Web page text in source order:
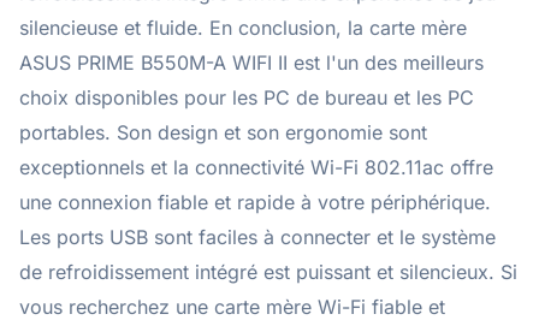
silencieuse et fluide. En conclusion, la carte mère
ASUS PRIME B550M-A WIFI II est l'un des meilleurs
choix disponibles pour les PC de bureau et les PC
portables. Son design et son ergonomie sont
exceptionnels et la connectivité Wi-Fi 802.11ac offre
une connexion fiable et rapide à votre périphérique.
Les ports USB sont faciles à connecter et le système
de refroidissement intégré est puissant et silencieux. Si
vous recherchez une carte mère Wi-Fi fiable et